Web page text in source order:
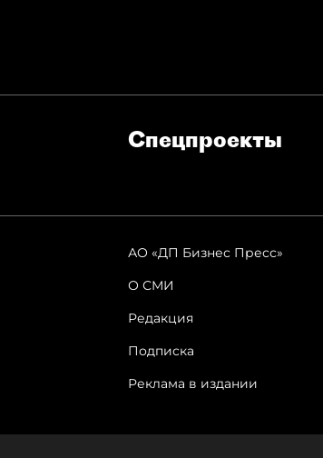
Спец­проекты
АО «ДП Бизнес Пресс»
О СМИ
Редакция
Подписка
Реклама в издании